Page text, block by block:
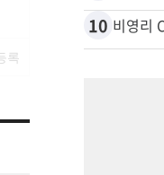
10 비영리